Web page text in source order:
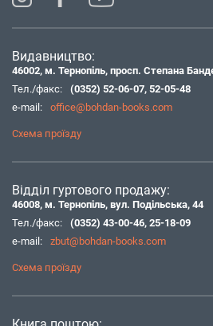
Видавництво:
46002, м. Тернопіль, просп. Степана
Тел./факс:
(0352) 52-06-07, 52-05-48
e-mail:
office@bohdan-books.com
Схема проїзду
Відділ гуртового продажу:
46008, м. Тернопіль, вул. Подільська, 44
Тел./факс:
(0352) 43-00-46, 25-18-09
e-mail:
zbut@bohdan-books.com
Схема проїзду